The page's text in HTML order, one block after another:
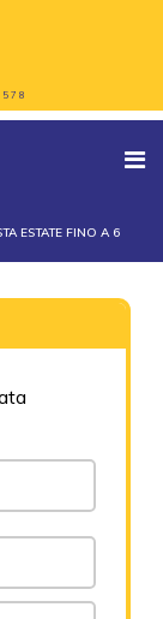
ESTATE FINO A 6